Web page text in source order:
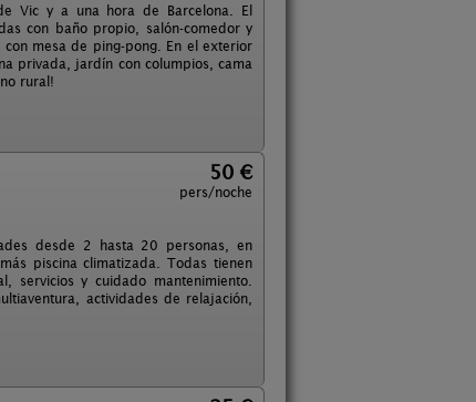
Vic y a una hora de Barcelona. El
con baño propio, salón-comedor y
mesa de ping-pong. En el exterior
privada, jardín con columpios, cama
rural!
50 €
pers/noche
desde 2 hasta 20 personas, en
piscina climatizada. Todas tienen
servicios y cuidado mantenimiento.
actividades de relajación,